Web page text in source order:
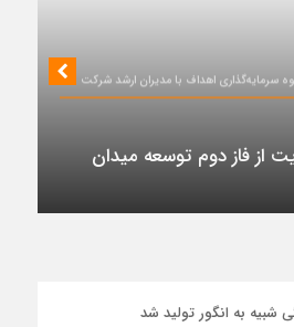
شهری ترسیم شد
حمل‌ونقل و لجستیک همزمان با روز
ملل متحد
اهداف با مدیران ارشد شرکت
از فاز دوم توسعه میدان
شبیه به انگور تولید شد